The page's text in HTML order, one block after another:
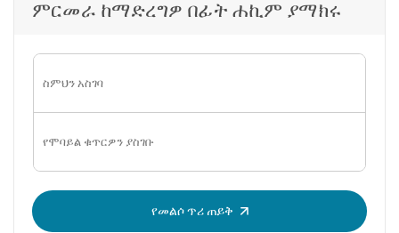
ምርመራ ከማድረግዎ በፊት ሐኪም ያማክሩ
የመልሶ ጥሪ ጠይቅ